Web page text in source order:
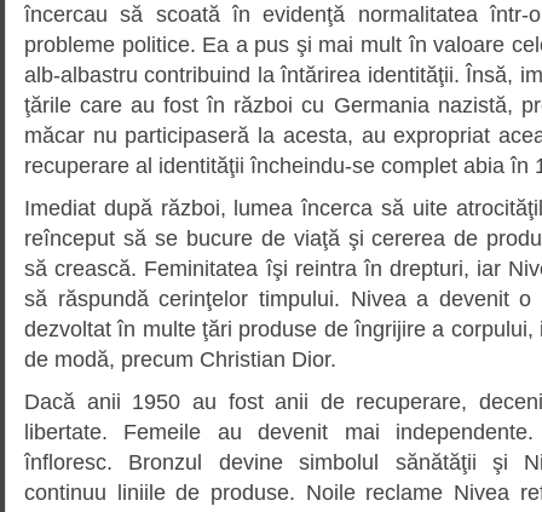
încercau să scoată în evidenţă normalitatea
probleme politice. Ea a pus şi mai mult în valoare
alb-albastru contribuind la întărirea identităţii. Însă,
ţările care au fost în război cu Germania nazistă,
măcar nu participaseră la acesta, au expropriat
recuperare al identităţii încheindu-se complet abia în
Imediat după război, lumea încerca să uite
reînceput să se bucure de viaţă şi cererea de
să crească. Feminitatea îşi reintra în drepturi, iar
să răspundă cerinţelor timpului. Nivea a devenit
dezvoltat în multe ţări produse de îngrijire a
de modă, precum Christian Dior.
Dacă anii 1950 au fost anii de recuperare,
libertate. Femeile au devenit mai
înfloresc. Bronzul devine simbolul sănătăţii şi
continuu liniile de produse. Noile reclame Nivea